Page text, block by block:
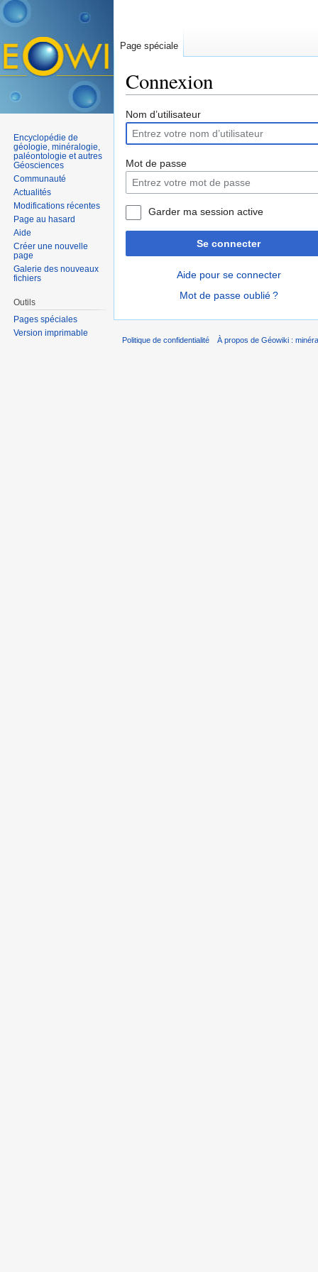
Connexion
Nom d’utilisateur
Mot de passe
Garder ma session active
Se connecter
Aide pour se connecter
Mot de passe oublié ?
Page spéciale
Encyclopédie de
géologie, minéralogie,
paléontologie et autres
Géosciences
Communauté
Actualités
Modifications récentes
Page au hasard
Aide
Créer une nouvelle
page
Galerie des nouveaux
fichiers
Outils
Pages spéciales
Version imprimable
Politique de confidentialité À propos de Géowiki :